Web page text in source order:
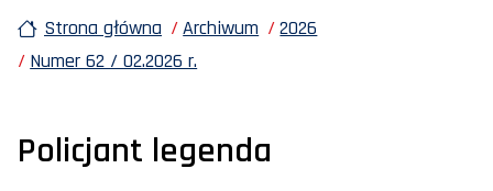
Strona główna Archiwum
2026
Numer 62 / 02.2026 r.
Policjant legenda